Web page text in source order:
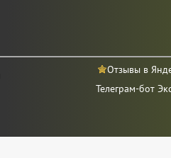
Отзывы в
Телеграм-бот